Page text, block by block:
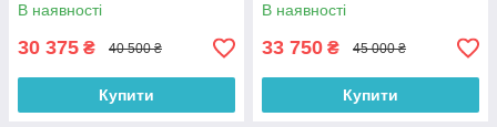
В наявності
30 375 ₴ 40 500 ₴
Купити
В наявності
33 750 ₴ 45 000 ₴
Купити